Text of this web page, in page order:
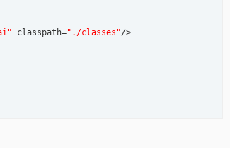
classpath="./classes"/>